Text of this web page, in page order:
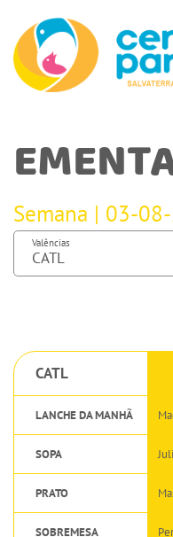
Semana | 03-
Valências
CATL
LANCHE DA MANHÃ
SOPA
PRATO
SOBREMESA